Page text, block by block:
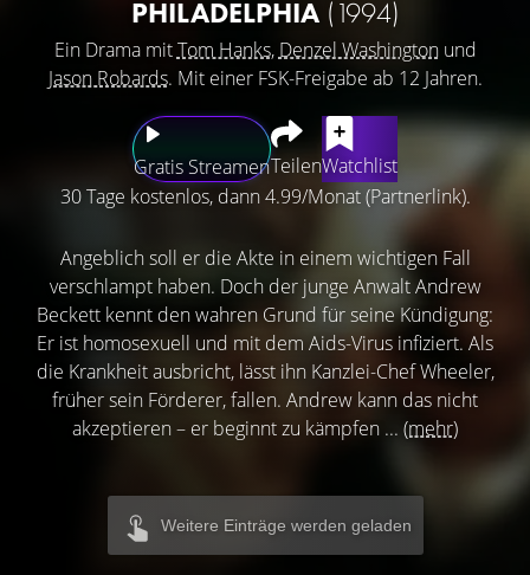
PHILADELPHIA (1994)
Ein Drama mitTom Hanks, Denzel Washingtonund
Jason Robards. Mit einer FSK-Freigabe ab 12 Jahren.
Gratis StreamenTeilenWatchlist
30 Tage kostenlos, dann 4.99/Monat (Partnerlink).
Angeblich soll er die Akte in einem wichtigen Fall
verschlampt haben. Doch der junge Anwalt Andrew
Beckett kennt den wahren Grund für seine Kündigung:
Er ist homosexuell und mit dem Aids-Virus infiziert. Als
die Krankheit ausbricht, lässt ihn Kanzlei-Chef Wheeler,
früher sein Förderer, fallen. Andrew kann das nicht
akzeptieren – er beginnt zu kämpfen ... (mehr)
Weitere Einträge werden geladen